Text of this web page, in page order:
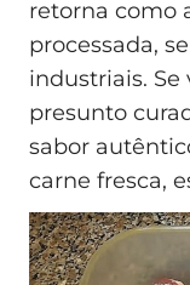
retorna como
processada,
industriais.
presunto
sabor
carne fresca,